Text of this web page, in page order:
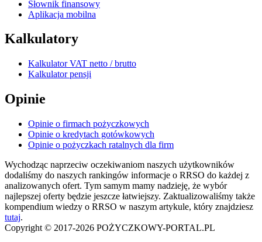
Słownik finansowy
Aplikacja mobilna
Kalkulatory
Kalkulator VAT netto / brutto
Kalkulator pensji
Opinie
Opinie o firmach pożyczkowych
Opinie o kredytach gotówkowych
Opinie o pożyczkach ratalnych dla firm
Wychodząc naprzeciw oczekiwaniom naszych użytkowników
dodaliśmy do naszych rankingów informacje o RRSO do każdej z
analizowanych ofert. Tym samym mamy nadzieję, że wybór
najlepszej oferty będzie jeszcze łatwiejszy. Zaktualizowaliśmy także
kompendium wiedzy o RRSO w naszym artykule, który znajdziesz
tutaj.
Copyright © 2017-2026 POŻYCZKOWY-PORTAL.PL